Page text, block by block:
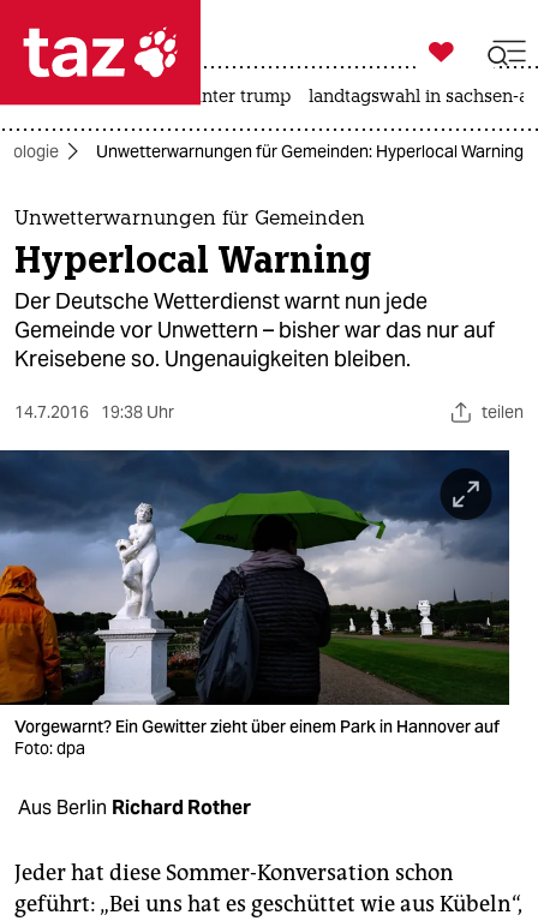
 taz zahl ich
taz zahl ich
themen
politik
öko
berlin
nord
wahrheit
verlag
verlag
veranstaltungen
fragen & hilfe

taz zahl ich
usa unter trump landtagswahl in sachsen-
Unwetterwarnungen für Gemeinden: Hyperlocal Warning
Unwetterwarnungen für Gemeinden
Hyperlocal Warning
Der Deutsche Wetterdienst warnt nun jede
Gemeinde vor Unwettern – bisher war das nur auf
Kreisebene so. Ungenauigkeiten bleiben.
14.7.2016 19:38 Uhr teilen
Vorgewarnt? Ein Gewitter zieht über einem Park in Hannover auf
Foto: dpa
Aus Berlin Richard Rother
Jeder hat diese Sommer-Konversation schon
geführt: „Bei uns hat es geschüttet wie aus Kübeln“,